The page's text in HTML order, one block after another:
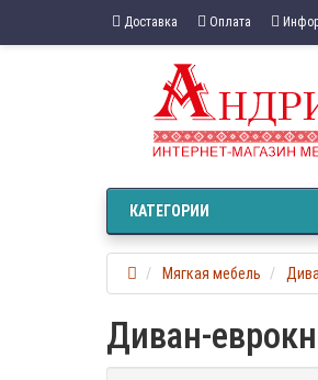
Доставка Оплата
КАТЕГОРИИ
Мягкая мебель
Диван-